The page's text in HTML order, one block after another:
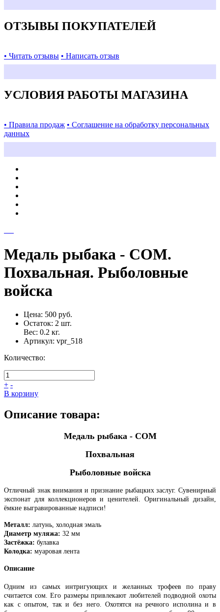
ОТЗЫВЫ ПОКУПАТЕЛЕЙ
• Читать отзывы • Написать отзыв
УСЛОВИЯ РАБОТЫ МАГАЗИНА
• Правила продаж • Соглашение на обработку персональных
данных
Медаль рыбака - СОМ.
Похвальная. Рыболовные
войска
Цена: 500 руб.
Остаток: 2 шт.
Вес: 0.2 кг.
Артикул: vpr_518
Количество:
+ -
В корзину
Описание товара:
Медаль рыбака - СОМ
Похвальная
Рыболовные войска
Отличный знак внимания и признание рыбацких заслуг. Сувенирный
экспонат для коллекционеров и ценителей. Оригинальный дизайн,
ёмкие выгравированные надписи!
Металл: латунь, холодная эмаль
Диаметр муляжа: 32 мм
Застёжка: булавка
Колодка: муаровая лента
Описание
Одним из самых интригующих и желанных трофеев по праву
считается сом. Его размеры привлекают любителей подводной охоты
как с опытом, так и без него. Охотятся на речного исполина и в